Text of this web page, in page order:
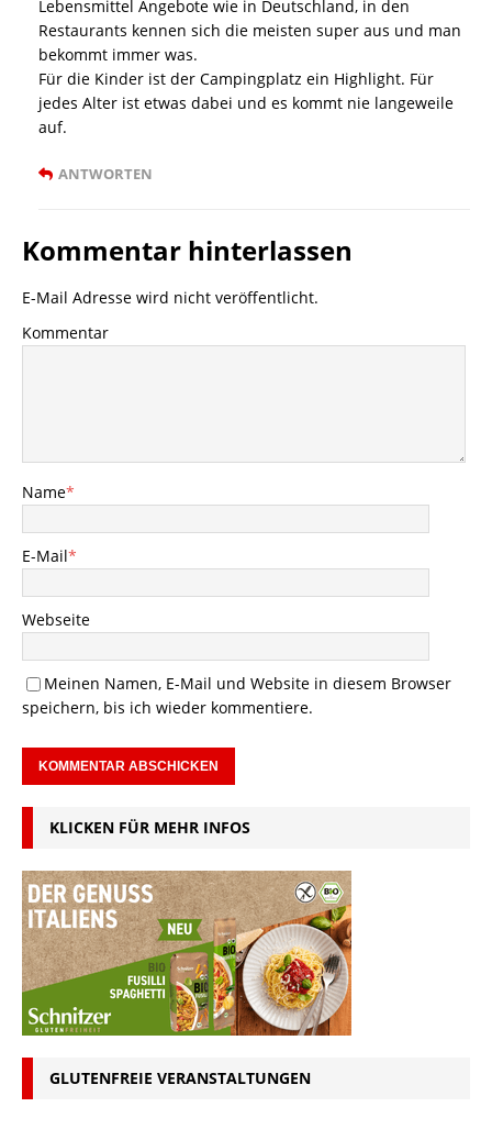
Lebensmittel Angebote wie in Deutschland, in den
Restaurants kennen sich die meisten super aus und man
bekommt immer was.
Für die Kinder ist der Campingplatz ein Highlight. Für
jedes Alter ist etwas dabei und es kommt nie langeweile
auf.
ANTWORTEN
Kommentar hinterlassen
E-Mail Adresse wird nicht veröffentlicht.
Kommentar
Name*
E-Mail*
Webseite
Meinen Namen, E-Mail und Website in diesem Browser
speichern, bis ich wieder kommentiere.
KLICKEN FÜR MEHR INFOS
GLUTENFREIE VERANSTALTUNGEN